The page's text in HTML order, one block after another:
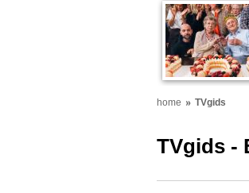
home TVgids
TVgids -